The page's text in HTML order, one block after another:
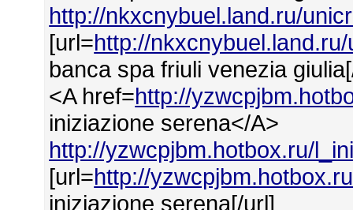
http://nkxcnybuel.land.ru/
[url=http://
banca spa friuli venezia
<A href=http://
iniziazione serena</A>
http://yzwcpjbm.hotbox.ru/
[url=http://
iniziazione serena[/url]